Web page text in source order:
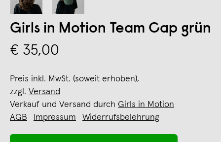
Girls in Motion Team Cap grün
€ 35,00
Preis inkl. MwSt. (soweit erhoben),
zzgl. Versand
Verkauf und Versand durch Girls in Motion
AGB
Impressum Widerrufsbelehrung